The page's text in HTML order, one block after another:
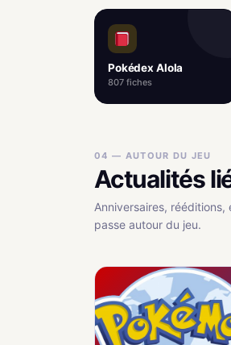
Pokédex Alola
807 fiches
04 — AUTOUR DU JEU
Actualités
Anniversaires,
passe autour du jeu.